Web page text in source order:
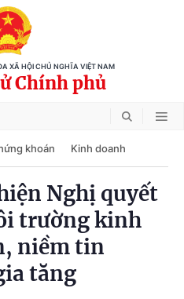
XÃ HỘI CHỦ NGHĨA VIỆT NAM
Chính phủ
khoán Kinh doanh
Nghị quyết
trường kinh
niềm tin
tăng